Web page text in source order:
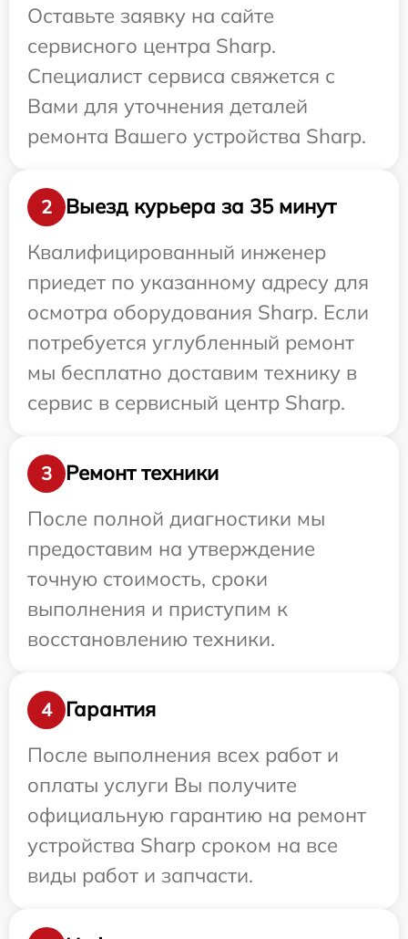
Оставьте заявку на сайте
сервисного центра Sharp.
Специалист сервиса свяжется с
Вами для уточнения деталей
ремонта Вашего устройства Sharp.
2
Выезд курьера за 35 минут
Квалифицированный инженер
приедет по указанному адресу для
осмотра оборудования Sharp. Если
потребуется углубленный ремонт
мы бесплатно доставим технику в
сервис в сервисный центр Sharp.
3
Ремонт техники
После полной диагностики мы
предоставим на утверждение
точную стоимость, сроки
выполнения и приступим к
восстановлению техники.
4
Гарантия
После выполнения всех работ и
оплаты услуги Вы получите
официальную гарантию на ремонт
устройства Sharp сроком на все
виды работ и запчасти.